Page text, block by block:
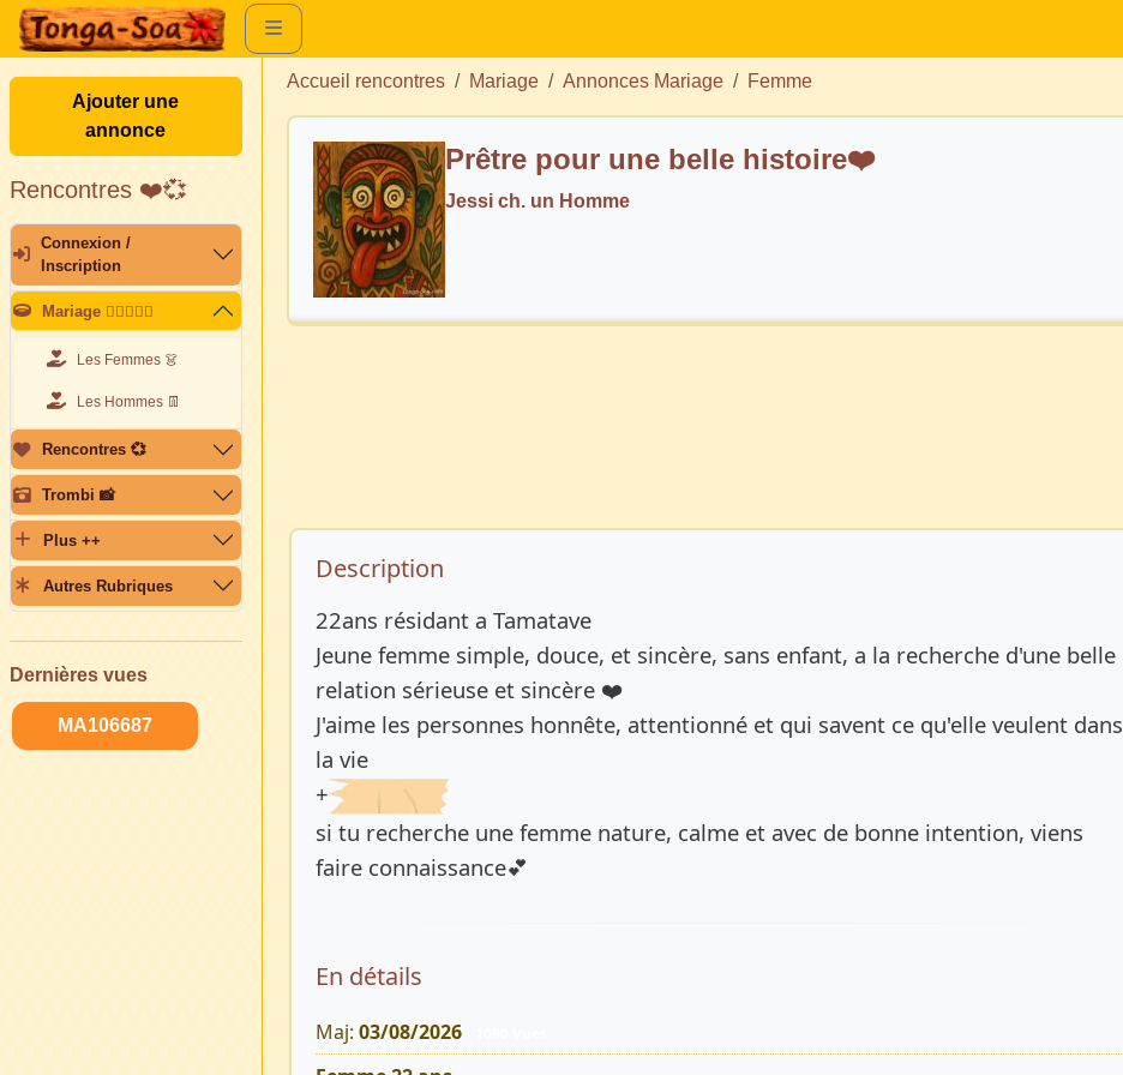
Ajouter une
annonce
Rencontres ❤️💞
Connexion /
Inscription
Mariage 👩🏽‍❤️‍👨🏽
Les Femmes 👗
Les Hommes 👖
Rencontres 💞
Trombi 📸
Plus ++
Autres Rubriques
Dernières vues
MA106687
Accueil rencontres Mariage Annonces Mariage Femme
Prêtre pour une belle histoire❤️
Jessi ch. un Homme
Description de l’annonce
Description
22ans résidant a Tamatave
Jeune femme simple, douce, et sincère, sans enfant, a la recherche d'une belle
relation sérieuse et sincère ❤️
J'aime les personnes honnête, attentionné et qui savent ce qu'elle veulent dans
la vie
+
si tu recherche une femme nature, calme et avec de bonne intention, viens
faire connaissance💕
En détails
Maj: 03/08/2026